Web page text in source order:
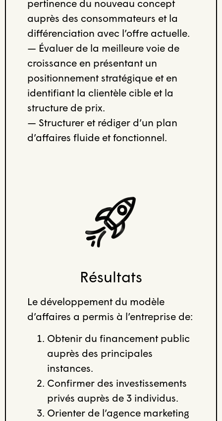
pertinence du nouveau concept
auprès des consommateurs et la
différenciation avec l’offre actuelle.
— Évaluer de la meilleure voie de
croissance en présentant un
positionnement stratégique et en
identifiant la clientèle cible et la
structure de prix.
— Structurer et rédiger d’un plan
d’affaires fluide et fonctionnel.
Résultats
Le développement du modèle
d’affaires a permis à l’entreprise de:
Obtenir du financement public
auprès des principales
instances.
Confirmer des investissements
privés auprès de 3 individus.
Orienter de l’agence marketing